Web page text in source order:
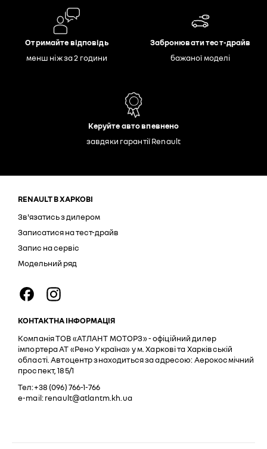
Отримайте відповідь
менш ніж за 2 години
Забронювати тест-драйв
бажаної моделі
Керуйте авто впевнено
завдяки гарантії Renault
RENAULT В ХАРКОВІ
Зв'язатись з дилером
Записатися на тест-драйв
Запис на сервіс
Модельний ряд
КОНТАКТНА ІНФОРМАЦІЯ
Компанія ТОВ «АТЛАНТ МОТОРЗ» - офіційний дилер
імпортера АТ «Рено Україна» у м. Харкові та Харківській
області. Автоцентр знаходиться за адресою: Аерокосмічний
проспект, 185/1
Тел:+38 (096) 766-1-766
e-mail: renault@atlantm.kh.ua